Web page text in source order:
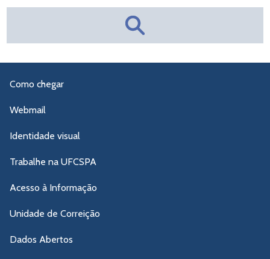
Como chegar
Webmail
Identidade visual
Trabalhe na UFCSPA
Acesso à Informação
Unidade de Correição
Dados Abertos